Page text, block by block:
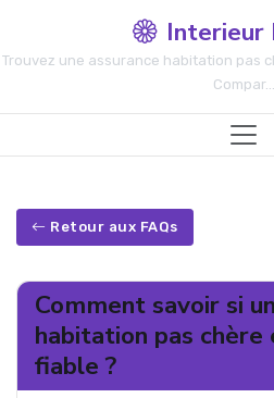
Interieur
Trouvez une assurance habitation pas
Compar...
Retour aux FAQs
Comment savoir si
habitation pas
fiable ?